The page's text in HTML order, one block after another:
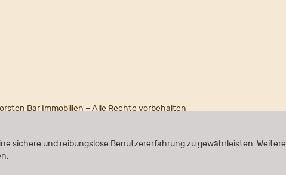
sichere und reibungslose Benutzererfahrung zu gewährleisten. Weitere
Bär Immobilien – Alle Rechte vorbehalten